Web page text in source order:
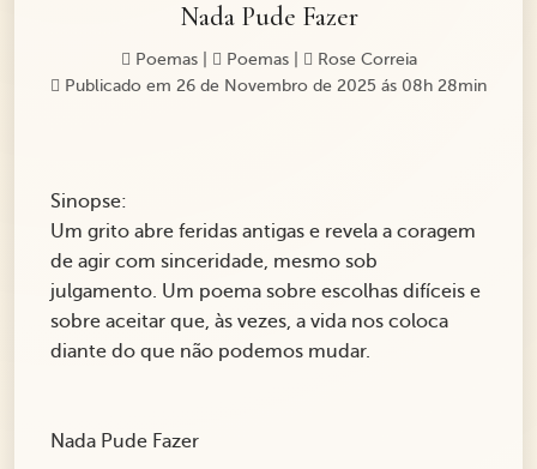
Nada Pude Fazer
Poemas| Poemas|
Rose Correia
Publicado em 26 de Novembro de 2025 ás 08h 28min
Sinopse:
Um grito abre feridas antigas e revela a coragem
de agir com sinceridade, mesmo sob
julgamento. Um poema sobre escolhas difíceis e
sobre aceitar que, às vezes, a vida nos coloca
diante do que não podemos mudar.
Nada Pude Fazer